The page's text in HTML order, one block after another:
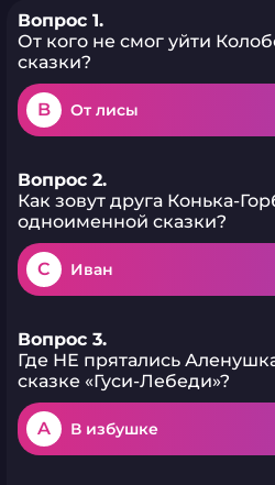
Вопрос 1.
От кого не смог уйти
сказки?
B От лисы
Вопрос 2.
Как зовут друга Конька-
одноименной сказки?
C Иван
Вопрос 3.
Где НЕ прятались
сказке «Гуси-Лебеди»?
A В избушке